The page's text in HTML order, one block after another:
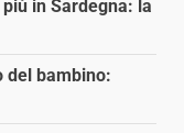
in Sardegna: la
del bambino: